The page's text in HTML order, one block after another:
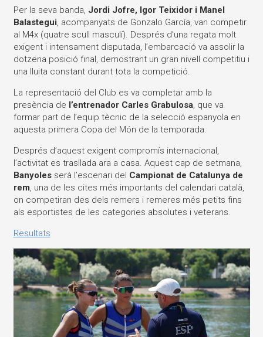
Per la seva banda, Jordi Jofre, Igor Teixidor i Manel
Balastegui, acompanyats de Gonzalo García, van competir
al M4x (quatre scull masculí). Després d’una regata molt
exigent i intensament disputada, l’embarcació va assolir la
dotzena posició final, demostrant un gran nivell competitiu i
una lluita constant durant tota la competició.
La representació del Club es va completar amb la
presència de l’entrenador Carles Grabulosa, que va
formar part de l’equip tècnic de la selecció espanyola en
aquesta primera Copa del Món de la temporada.
Després d’aquest exigent compromís internacional,
l’activitat es trasllada ara a casa. Aquest cap de setmana,
Banyolesserà l’escenari del Campionat de Catalunya de
rem, una de les cites més importants del calendari català,
on competiran des dels remers i remeres més petits fins
als esportistes de les categories absolutes i veterans.
Resultats